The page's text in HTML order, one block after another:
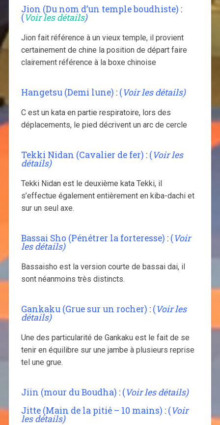
Jion (Du nom d’un temple boudhiste) :
(Voir les détails)
Jion fait référence à un vieux temple, il provient
certainement de chine la position de départ faire
clairement référence à la boxe chinoise
Hangetsu (Demi lune) : (Voir les détails)
C est un kata en partie respiratoire, lors des
déplacements, le pied décrivent un arc de cercle
Tekki Nidan (Cavalier de fer) : (Voir les
détails)
Tekki Nidan est le deuxième kata Tekki, il
s’effectue également entièrement en kiba-dachi et
sur un seul axe.
Bassai Sho (Pénétrer la forteresse) : (Voir
les détails)
Bassaisho est la version courte de bassai dai, il
sont néanmoins très distincts.
Gankaku (Grue sur un rocher) : (Voir les
détails)
Une des particularité de Gankaku est le fait de se
tenir en équilibre sur une jambe à plusieurs reprise
tel une grue.
Jiin (mour du Boudha) : (Voir les détails)
Jitte (Main de la pitié – 10 mains) : (Voir
les détails)